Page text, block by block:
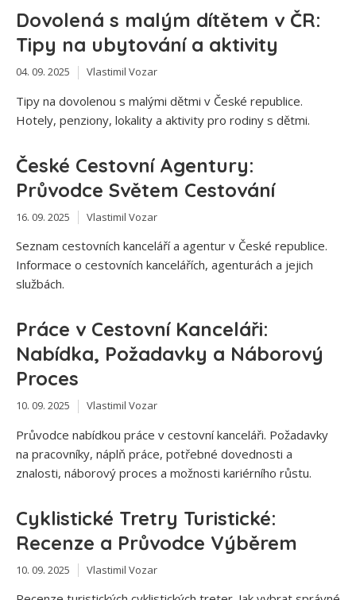
Dovolená s malým dítětem v ČR:
Tipy na ubytování a aktivity
04. 09. 2025 Vlastimil Vozar
Tipy na dovolenou s malými dětmi v České republice.
Hotely, penziony, lokality a aktivity pro rodiny s dětmi.
České Cestovní Agentury:
Průvodce Světem Cestování
16. 09. 2025 Vlastimil Vozar
Seznam cestovních kanceláří a agentur v České republice.
Informace o cestovních kancelářích, agenturách a jejich
službách.
Práce v Cestovní Kanceláři:
Nabídka, Požadavky a Náborový
Proces
10. 09. 2025 Vlastimil Vozar
Průvodce nabídkou práce v cestovní kanceláři. Požadavky
na pracovníky, náplň práce, potřebné dovednosti a
znalosti, náborový proces a možnosti kariérního růstu.
Cyklistické Tretry Turistické:
Recenze a Průvodce Výběrem
10. 09. 2025 Vlastimil Vozar